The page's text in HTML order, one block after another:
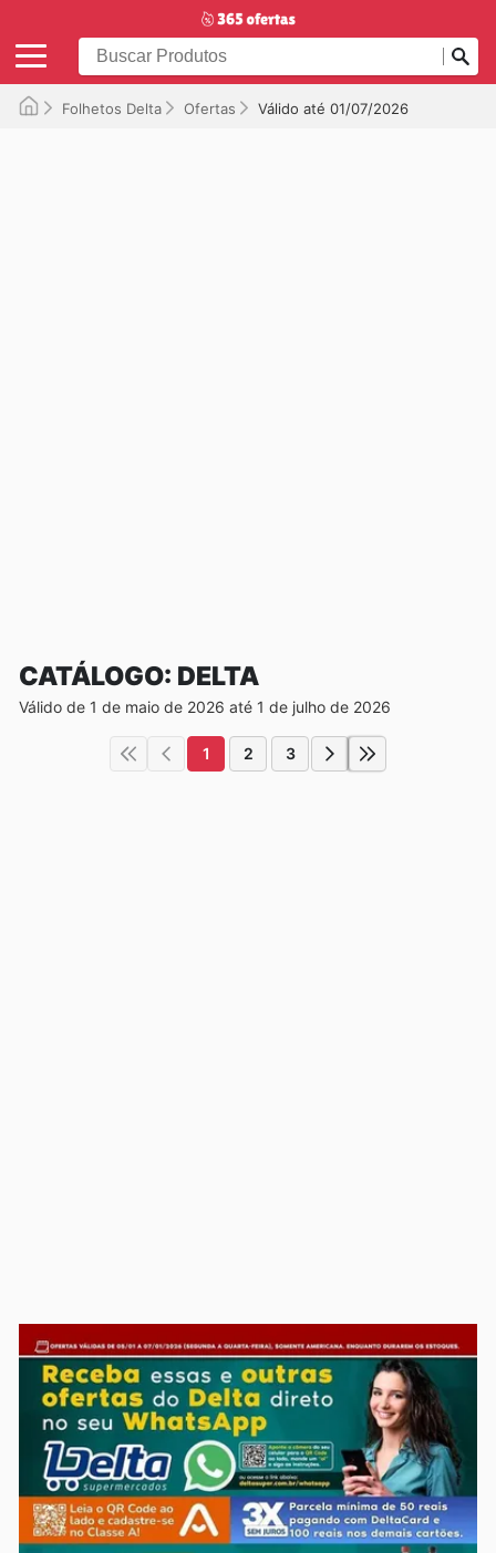
Folhetos Delta Ofertas Válido até 01/07/2026
CATÁLOGO: DELTA
Válido de 1 de maio de 2026 até 1 de julho de 2026
1 2 3